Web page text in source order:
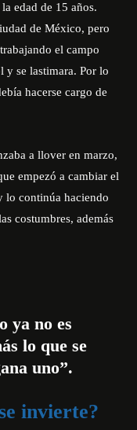
edad de 15 años.
de México, pero
el campo
y se lastimara. Por lo
hacerse cargo de
a llover en marzo,
empezó a cambiar el
lo continúa haciendo
costumbres, además
ya no es
lo que se
uno”.
invierte?